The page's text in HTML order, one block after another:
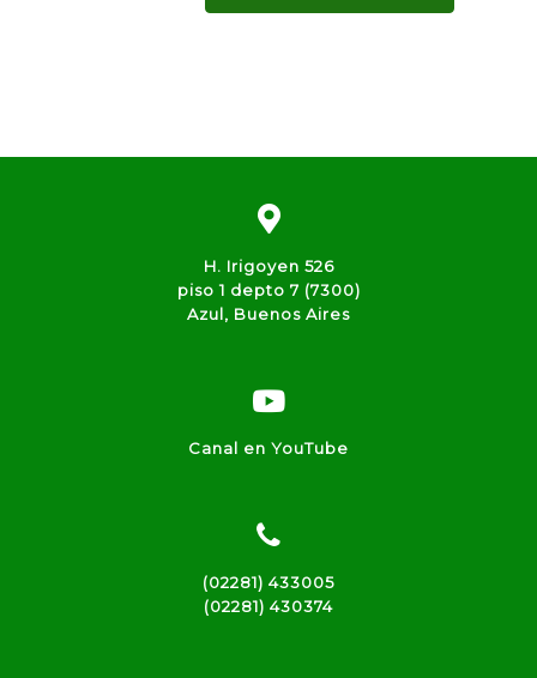
H. Irigoyen 526
piso 1 depto 7 (7300)
Azul, Buenos Aires
Canal en YouTube
(02281) 433005
(02281) 430374